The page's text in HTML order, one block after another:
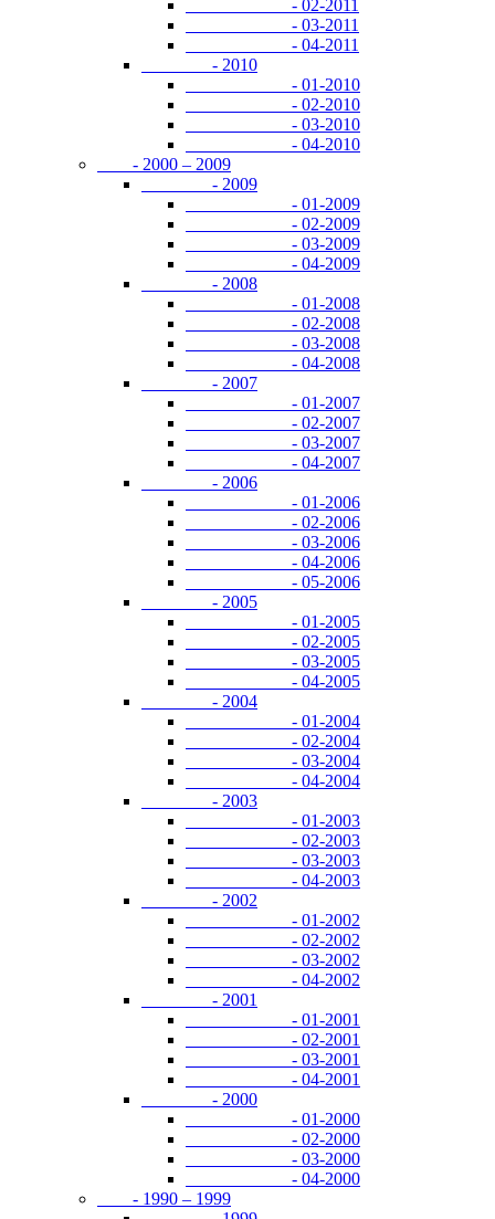
- 02-2011
- 03-2011
- 04-2011
- 2010
- 01-2010
- 02-2010
- 03-2010
- 04-2010
- 2000 – 2009
- 2009
- 01-2009
- 02-2009
- 03-2009
- 04-2009
- 2008
- 01-2008
- 02-2008
- 03-2008
- 04-2008
- 2007
- 01-2007
- 02-2007
- 03-2007
- 04-2007
- 2006
- 01-2006
- 02-2006
- 03-2006
- 04-2006
- 05-2006
- 2005
- 01-2005
- 02-2005
- 03-2005
- 04-2005
- 2004
- 01-2004
- 02-2004
- 03-2004
- 04-2004
- 2003
- 01-2003
- 02-2003
- 03-2003
- 04-2003
- 2002
- 01-2002
- 02-2002
- 03-2002
- 04-2002
- 2001
- 01-2001
- 02-2001
- 03-2001
- 04-2001
- 2000
- 01-2000
- 02-2000
- 03-2000
- 04-2000
- 1990 – 1999